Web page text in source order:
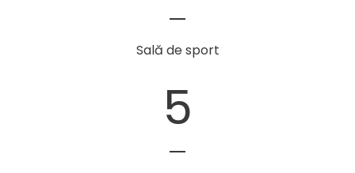
Sală de sport
5